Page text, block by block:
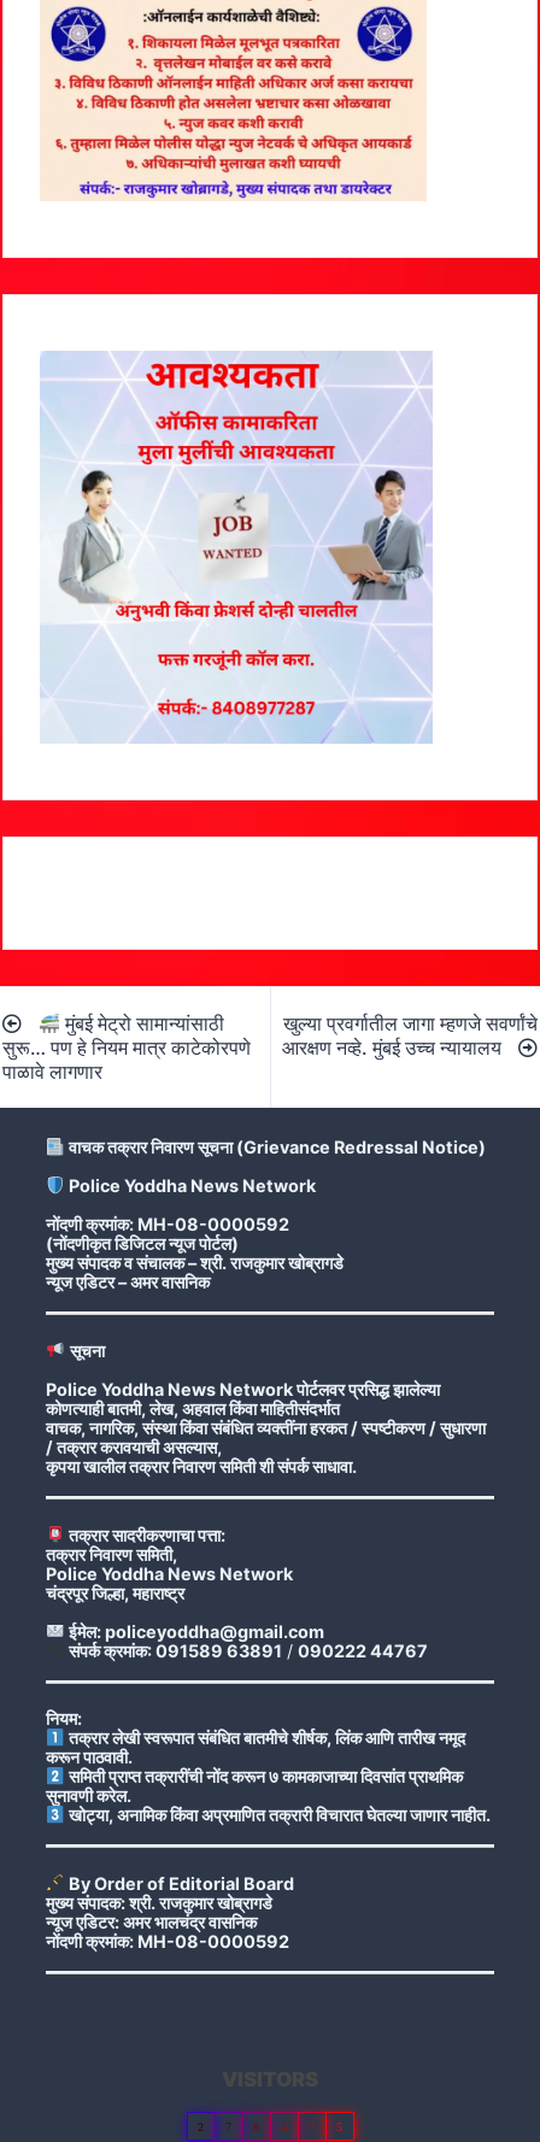
navigation
मुंबई मेट्रो सामान्यांसाठी
सुरू… पण हे नियम मात्र काटेकोरपणे
पाळावे लागणार
खुल्या प्रवर्गातील जागा म्हणजे सवर्णांचे
आरक्षण नव्हे. मुंबई उच्च न्यायालय
वाचक तक्रार निवारण सूचना (Grievance Redressal Notice)
Police Yoddha News Network
नोंदणी क्रमांक: MH-08-0000592
(नोंदणीकृत डिजिटल न्यूज पोर्टल)
मुख्य संपादक व संचालक – श्री. राजकुमार खोब्रागडे
न्यूज एडिटर – अमर वासनिक
सूचना
Police Yoddha News Network पोर्टलवर प्रसिद्ध झालेल्या
कोणत्याही बातमी, लेख, अहवाल किंवा माहितीसंदर्भात
वाचक, नागरिक, संस्था किंवा संबंधित व्यक्तींना हरकत / स्पष्टीकरण / सुधारणा
/ तक्रार करावयाची असल्यास,
कृपया खालील तक्रार निवारण समिती शी संपर्क साधावा.
तक्रार सादरीकरणाचा पत्ता:
तक्रार निवारण समिती,
Police Yoddha News Network
चंद्रपूर जिल्हा, महाराष्ट्र
ईमेल: policeyoddha@gmail.com
संपर्क क्रमांक: 091589 63891 / 090222 44767
नियम:
तक्रार लेखी स्वरूपात संबंधित बातमीचे शीर्षक, लिंक आणि तारीख नमूद
करून पाठवावी.
समिती प्राप्त तक्रारींची नोंद करून ७ कामकाजाच्या दिवसांत प्राथमिक
सुनावणी करेल.
खोट्या, अनामिक किंवा अप्रमाणित तक्रारी विचारात घेतल्या जाणार नाहीत.
By Order of Editorial Board
मुख्य संपादक: श्री. राजकुमार खोब्रागडे
न्यूज एडिटर: अमर भालचंद्र वासनिक
नोंदणी क्रमांक: MH-08-0000592
VISITORS
2 7 8 4 7 5